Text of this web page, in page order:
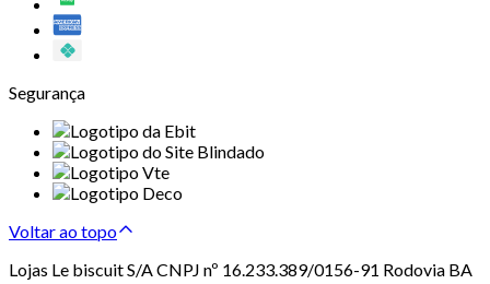
Segurança
Voltar ao topo
Lojas Le biscuit S/A CNPJ nº 16.233.389/0156-91 Rodovia BA